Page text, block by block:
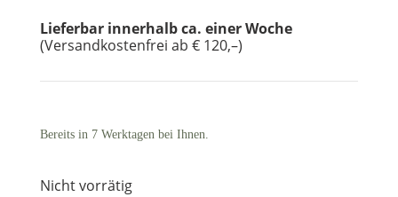
Lieferbar innerhalb ca. einer Woche
(Versandkostenfrei ab € 120,–)
Bereits in 7 Werktagen bei Ihnen.
Nicht vorrätig